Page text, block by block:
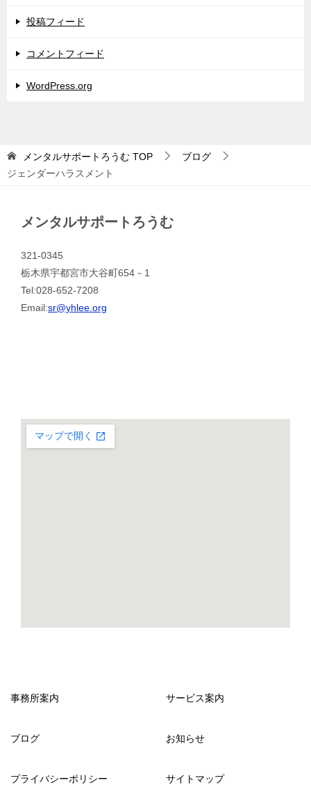
投稿フィード
コメントフィード
WordPress.org
メンタルサポートろうむ TOP
ブログ
ジェンダーハラスメント
メンタルサポートろうむ
321-0345
栃木県宇都宮市大谷町654－1
Tel:028-652-7208
Email:sr@yhlee.org
事務所案内 サービス案内
ブログ お知らせ
プライバシーポリシー サイトマップ